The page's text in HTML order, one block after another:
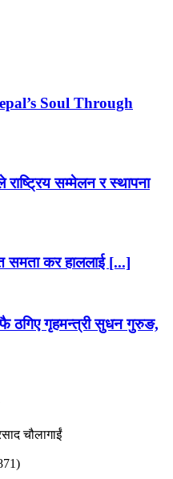
Soul Through
सम्मेलन र स्थापना
समता कर हाललाई [...]
ठगिए गृहमन्त्री सुधन गुरुङ,
चौलागाईं